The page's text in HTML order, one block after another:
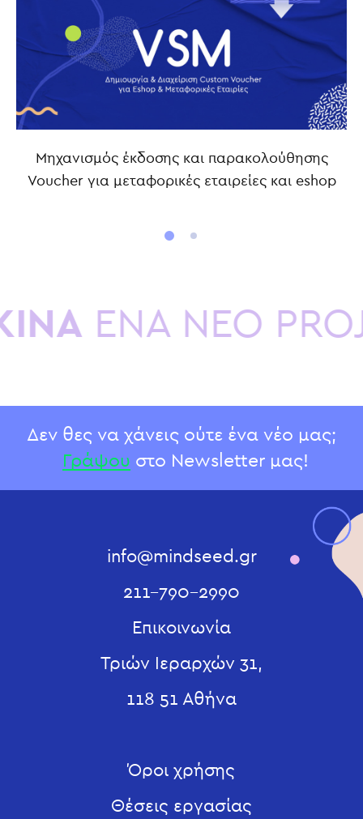
Μηχανισμός έκδοσης και παρακολούθησης
Voucher για μεταφορικές εταιρείες και eshop
ΕΝΑ ΝΕΟ
Δεν θες να χάνεις ούτε ένα νέο μας;
Γράψου στο Newsletter μας!
info@mindseed.gr
211-790-2990
Επικοινωνία
Τριών Ιεραρχών 31,
118 51 Αθήνα
Όροι χρήσης
Θέσεις εργασίας